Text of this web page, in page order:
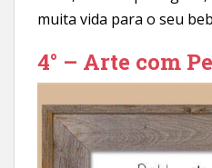
muita vida para o seu
4° – Arte com